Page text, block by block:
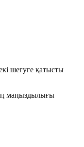
шегуге қатысты
маңыздылығы